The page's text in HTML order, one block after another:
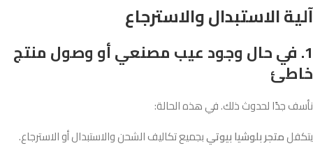
آلية الاستبدال والاسترجاع
1. في حال وجود عيب مصنعي أو وصول منتج
خاطئ
نأسف جدًا لحدوث ذلك. في هذه الحالة:
يتكفلمتجر بلوشيا بيوتيبجميع تكاليف الشحن والاستبدال أو الاسترجاع.